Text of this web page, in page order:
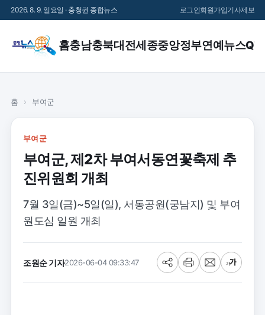
2026. 8. 9. 일요일 · 충청권 종합뉴스 로그인회원가입기사제보
홈충남충북대전세종중앙정부연예 뉴스
홈 › 부여군
부여군
부여군, 제2차 부여서동연꽃축제 추
진위원회 개최
7월 3일(금)~5일(일), 서동공원(궁남지) 및 부여
원도심 일원 개최
조원순 기자2026-06-04 09:33:47
공
유
프
린
메
일
글
씨